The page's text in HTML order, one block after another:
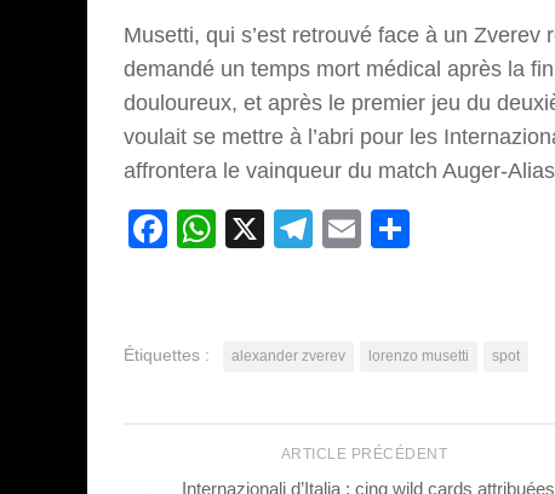
Musetti, qui s’est retrouvé face à un
demandé un temps mort médical après la
douloureux, et après le premier jeu du
voulait se mettre à l’abri pour les
affrontera le vainqueur du match Auger-
Facebook
WhatsApp
X Telegram
Email
Étiquettes : alexander zverev lorenzo musetti spot
ARTICLE PRÉCÉDENT
Internazionali d’Italia : cinq wild cards